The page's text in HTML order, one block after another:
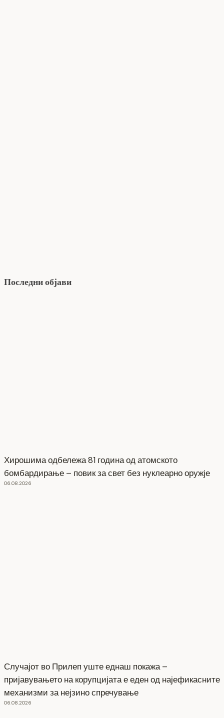
Последни објави
Хирошима одбележа 81 година од атомското
бомбардирање – повик за свет без нуклеарно оружје
06.08.2026
Случајот во Прилеп уште еднаш покажа –
пријавувањето на корупцијата е еден од најефикасните
механизми за нејзино спречување
06.08.2026